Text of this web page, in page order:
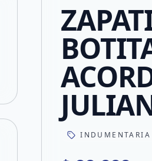
Compartir en Facebook
Compartir en X
INDUMENTARIA